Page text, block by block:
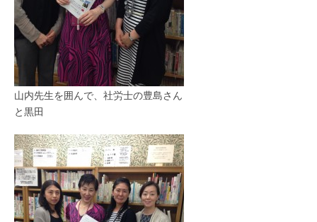
山内先生を囲んで、社労士の豊島さん
と黒田